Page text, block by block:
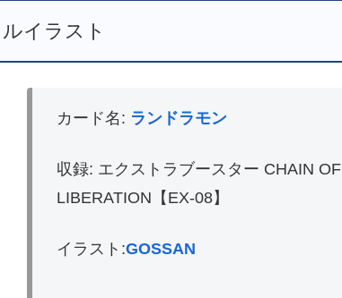
イラスト
カード名: ランドラモン
収録: エクストラブースター CHAIN OF
LIBERATION【EX-08】
イラスト:GOSSAN